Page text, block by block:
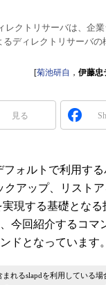
クトリサーバは、企
ディレクトリサーバ
[菊池研自 ， 伊藤忠
見る
ォルトで利用す
アップ、リストア
現する基礎となる
今回紹介するコマ
ドとなっています。
まれるslapdを利用している